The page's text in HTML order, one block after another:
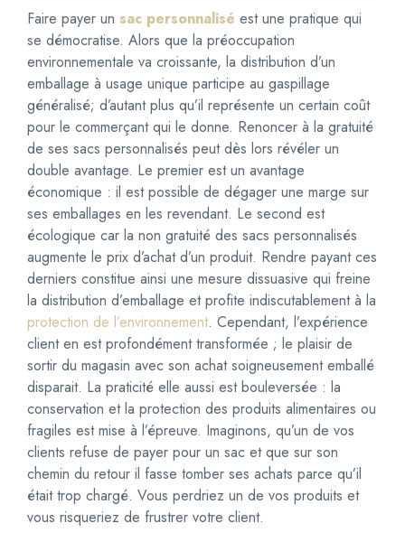
t
n
o
s
e
a
l
l
a
g
e
Faire payer un sac personnalisé est une pratique qui
se démocratise. Alors que la préoccupation
environnementale va croissante, la distribution d’un
emballage à usage unique participe au gaspillage
généralisé; d’autant plus qu’il représente un certain coût
pour le commerçant qui le donne. Renoncer à la gratuité
de ses sacs personnalisés peut dès lors révéler un
double avantage. Le premier est un avantage
économique : il est possible de dégager une marge sur
ses emballages en les revendant. Le second est
écologique car la non gratuité des sacs personnalisés
augmente le prix d’achat d’un produit. Rendre payant ces
derniers constitue ainsi une mesure dissuasive qui freine
la distribution d’emballage et profite indiscutablement à la
protection de l’environnement. Cependant, l’expérience
client en est profondément transformée ; le plaisir de
sortir du magasin avec son achat soigneusement emballé
disparait. La praticité elle aussi est bouleversée : la
conservation et la protection des produits alimentaires ou
fragiles est mise à l’épreuve. Imaginons, qu’un de vos
clients refuse de payer pour un sac et que sur son
chemin du retour il fasse tomber ses achats parce qu’il
était trop chargé. Vous perdriez un de vos produits et
vous risqueriez de frustrer votre client.